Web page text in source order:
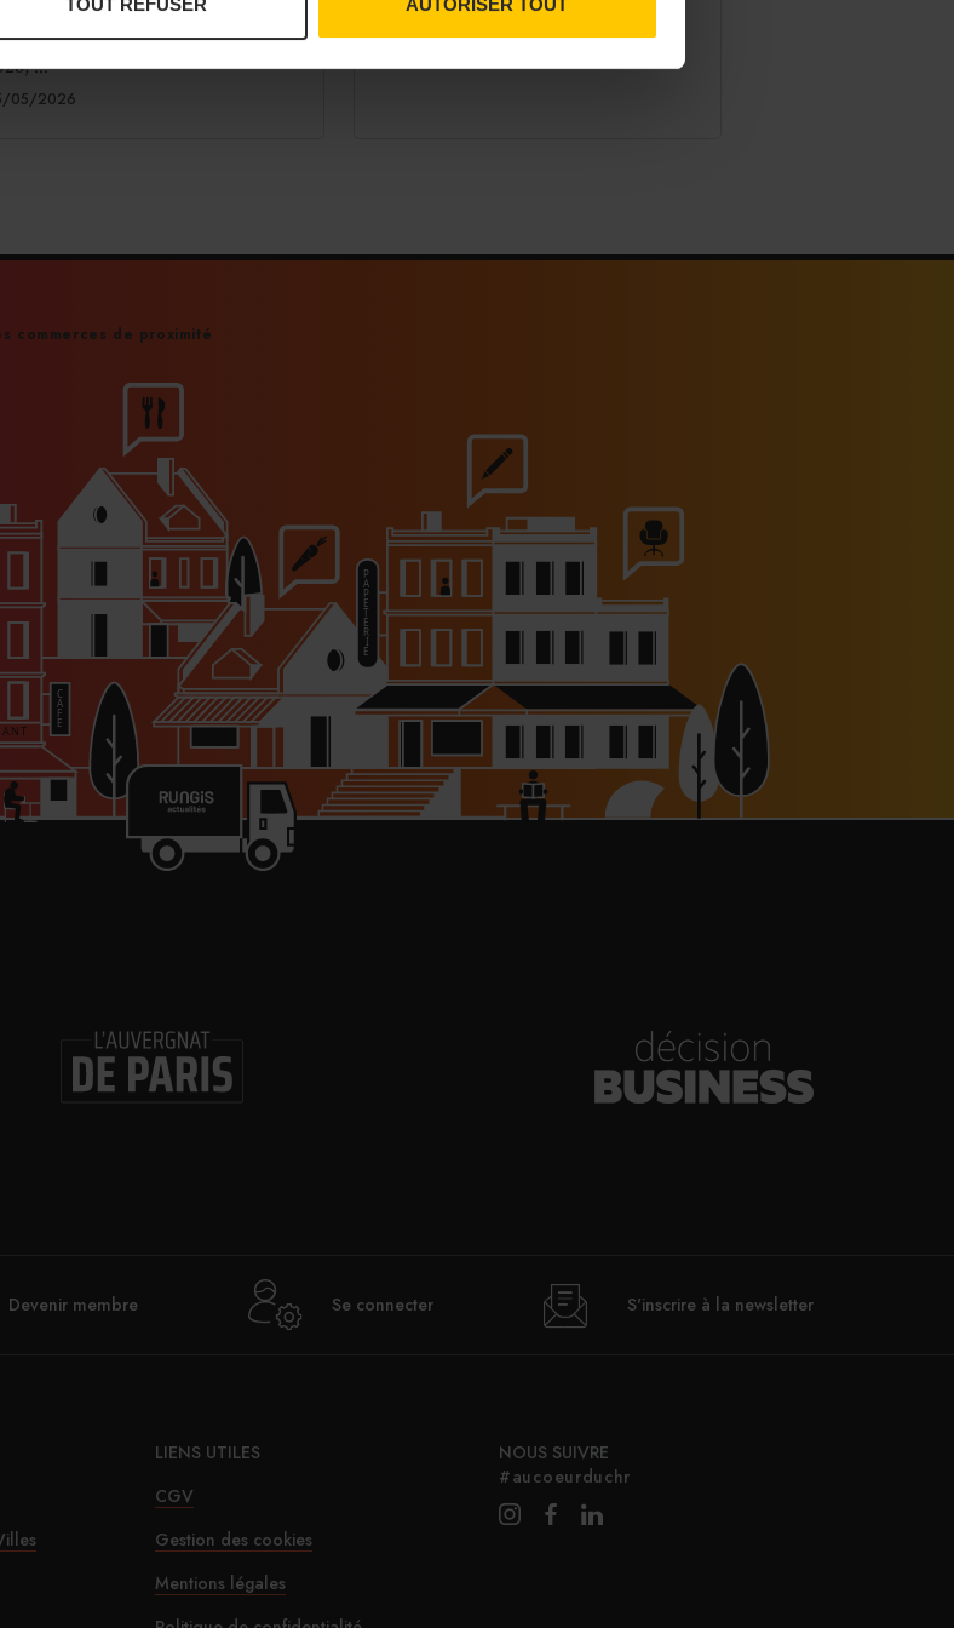
TOUT REFUSER AUTORISER TOUT
Une thématique à découvrir
le 18 mai et jusqu'au 21 juin
...
05/2026
commerces de proximité
Devenir membre Se connecter S'inscrire à la newsletter
LIENS UTILES
CGV
Gestion des cookies
Mentions légales
NOUS SUIVRE
#aucoeurduchr